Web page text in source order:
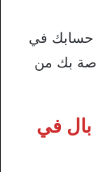
حسابك في
بك من
بال في